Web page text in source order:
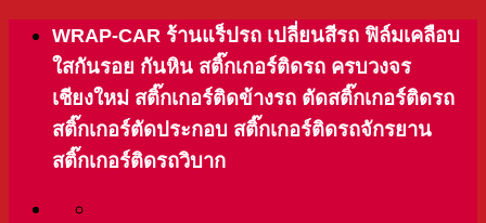
Skip
content
WRAP-CAR ร้านแร็ปรถ เปลี่ยนสีรถ ฟิล์มเคลือบ
ใสกันรอย กันหิน สติ๊กเกอร์ติดรถ ครบวงจร
เชียงใหม่ สติ๊กเกอร์ติดข้างรถ ตัดสติ๊กเกอร์ติดรถ
สติ๊กเกอร์ตัดประกอบ สติ๊กเกอร์ติดรถจักรยาน
สติ๊กเกอร์ติดรถวิบาก